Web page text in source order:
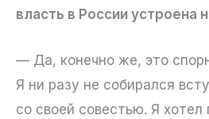
власть в России устроена
— Да, конечно же, это
Я ни разу не собирался
со своей совестью. Я